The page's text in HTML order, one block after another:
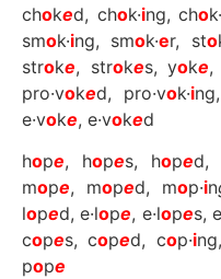
choked, chok·ing, cho
smok·ing, smok·er, sto
stroke, strokes, yoke,
pro·voked, pro·vok·i
e·voke, e·voked
hope, hopes, hoped,
mope, moped, mop·in
loped, e·lope, e·lopes,
copes, coped, cop·i
pope